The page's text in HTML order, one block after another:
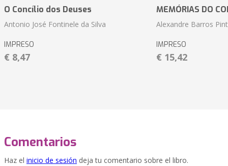
O Concílio dos Deuses
Antonio José Fontinele da Silva
IMPRESO
€ 8,47
MEMÓRIAS DO
Alexandre Barros
IMPRESO
€ 15,42
Comentarios
Haz el inicio de sesión deja tu comentario sobre el libro.